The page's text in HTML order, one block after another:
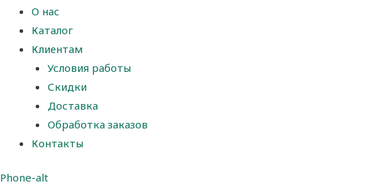
О нас
Каталог
Клиентам
Условия работы
Скидки
Доставка
Обработка заказов
Контакты
Phone-alt